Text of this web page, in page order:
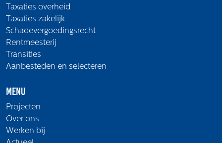
Taxaties overheid
Taxaties zakelijk
Schadevergoedingsrecht
Rentmeesterij
Transities
Aanbesteden en selecteren
Menu
Projecten
Over ons
Werken bij